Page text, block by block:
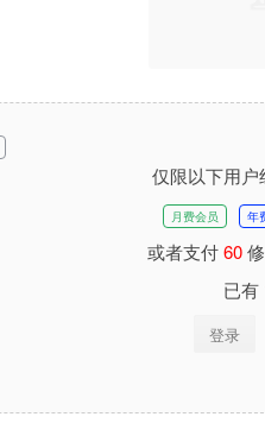
仅限以下用
月费会员 年
或者支付60修
已有
登录